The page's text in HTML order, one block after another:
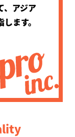
、アジア
ます。